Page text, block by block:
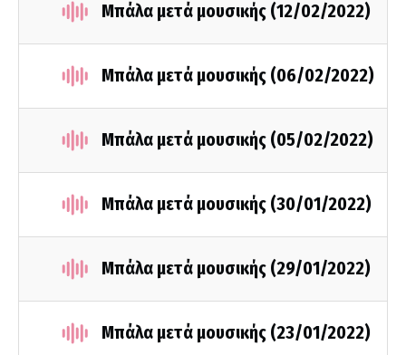
Μπάλα μετά μουσικής (12/02/2022)
Μπάλα μετά μουσικής (06/02/2022)
Μπάλα μετά μουσικής (05/02/2022)
Μπάλα μετά μουσικής (30/01/2022)
Μπάλα μετά μουσικής (29/01/2022)
Μπάλα μετά μουσικής (23/01/2022)